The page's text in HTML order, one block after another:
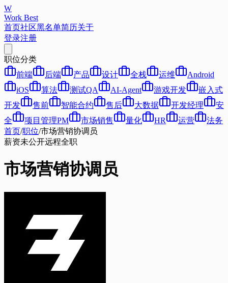
W
Work Best
首页社区黑名单简历关于
登录注册
职位分类
前端
后端 产品 设计 全栈 运维
Android
iOS
算法 测试QA AI-Agent 游戏开发
嵌入式
开发
售前 智能合约 售后 大数据 开发经理
安
全
项目管理PM 市场销售 量化 HR 运营
法务
首页/职位/市场营销协调员
薪资未公开远程全职
市场营销协调员